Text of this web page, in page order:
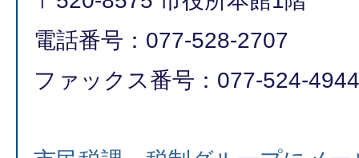
電話番号：077-528-2707
ファックス番号：077-524-4944